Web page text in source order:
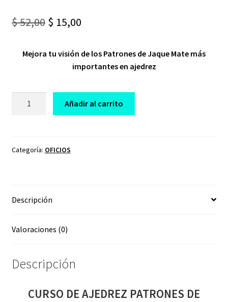
$52,00 Original
was:
$ 15,00Current
is:
Mejora tu visión de los Patrones de Jaque Mate más
importantes en ajedrez
DE
ENIGMA
Añadir al carrito
Categoría: OFICIOS
Descripción
Valoraciones (0)
Descripción
CURSO DE AJEDREZ PATRONES DE